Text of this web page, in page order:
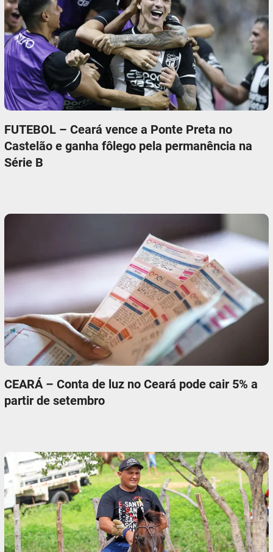
FUTEBOL – Ceará vence a Ponte Preta no
Castelão e ganha fôlego pela permanência na
Série B
CEARÁ – Conta de luz no Ceará pode cair 5% a
partir de setembro